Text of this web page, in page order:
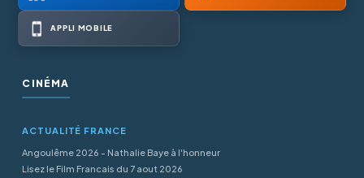
APPLI MOBILE
CINÉMA
ACTUALITÉ FRANCE
Angoulême 2026 - Nathalie Baye à l'honneur
Lisez le Film Francais du 7 aout 2026